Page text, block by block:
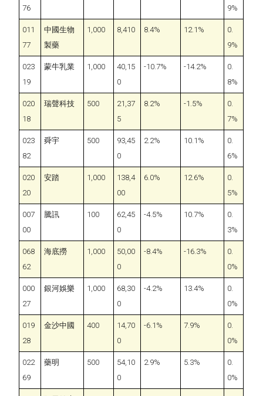
76
9%
011
77
中國生物
製藥
1,000 8,410 8.4% 12.1%
0.
9%
023
19
蒙牛乳業 1,000
40,15
0
-10.7% -14.2%
0.
8%
020
18
瑞聲科技 500
21,37
5
8.2% -1.5%
0.
7%
023
82
舜宇 500
93,45
0
2.2% 10.1%
0.
6%
020
20
安踏 1,000
138,4
00
6.0% 12.6%
0.
5%
007
00
騰訊 100
62,45
0
-4.5% 10.7%
0.
3%
068
62
海底撈 1,000
50,00
0
-8.4% -16.3%
0.
0%
000
27
銀河娛樂 1,000
68,30
0
-4.2% 13.4%
0.
0%
019
28
金沙中國 400
14,70
0
-6.1% 7.9%
0.
0%
022
69
藥明 500
54,10
0
2.9% 5.3%
0.
0%